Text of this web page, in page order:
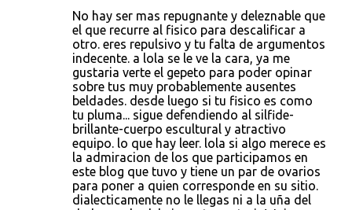
No hay ser mas repugnante y deleznable que
el que recurre al fisico para descalificar a
otro. eres repulsivo y tu falta de argumentos
indecente. a lola se le ve la cara, ya me
gustaria verte el gepeto para poder opinar
sobre tus muy probablemente ausentes
beldades. desde luego si tu fisico es como
tu pluma... sigue defendiendo al silfide-
brillante-cuerpo escultural y atractivo
equipo. lo que hay leer. lola si algo merece es
la admiracion de los que participamos en
este blog que tuvo y tiene un par de ovarios
para poner a quien corresponde en su sitio.
dialecticamente no le llegas ni a la uña del